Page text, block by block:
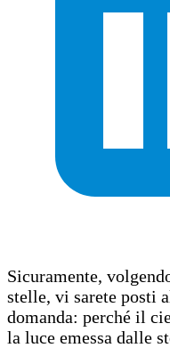
Sicuramente,
stelle, vi sarete posti
domanda: perché il
la luce emessa dalle